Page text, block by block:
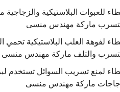
للعبوات البلاستيكية والزجاجية
ماركة مهندس منسى
لفوهة العلب البلاستيكية تحمي
والتلف ماركة مهندس منسى
لمنع تسريب السوائل تستخدم
ماركة مهندس منسى